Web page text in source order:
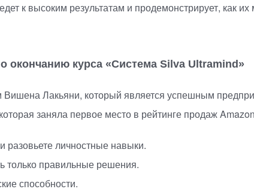
к высоким результатам и продемонстрирует, как
окончанию курса «Система Silva Ultramind»
Вишена Лакьяни, который является успешным
заняла первое место в рейтинге продаж
разовьете личностные навыки.
только правильные решения.
способности.